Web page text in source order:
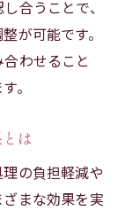
合うことで、
が可能です。
わせること
。
は
の負担軽減や
まな効果を実